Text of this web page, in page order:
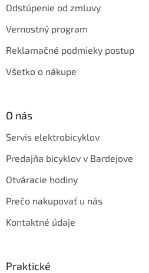
Odstúpenie od zmluvy
Vernostný program
Reklamačné podmieky postup
Všetko o nákupe
O nás
Servis elektrobicyklov
Predajňa bicyklov v Bardejove
Otváracie hodiny
Prečo nakupovať u nás
Kontaktné údaje
Praktické